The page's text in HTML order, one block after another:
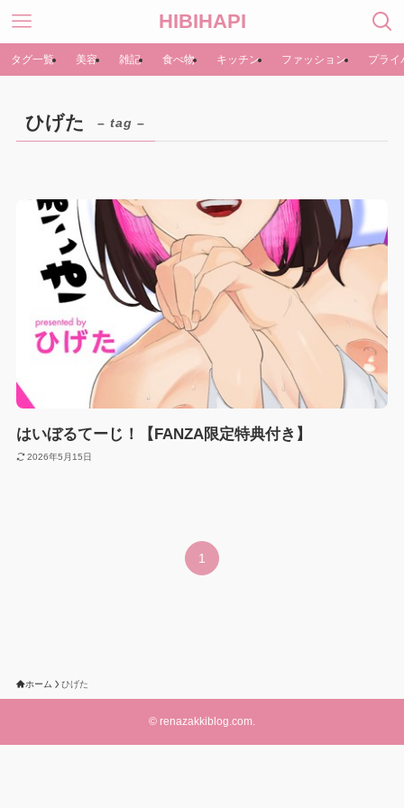
HIBIHAPI
タグ一覧 美容 雑記 食べ物 キッチン ファッション プライ
ひげた – tag –
はいぼるてーじ！【FANZA限定特典付き】
2026年5月15日
1
ホーム ひげた
© renazakkiblog.com.